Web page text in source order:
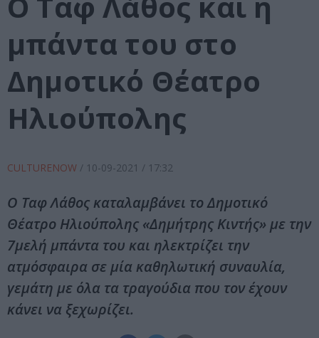
μπάντα του στο
Δημοτικό Θέατρο
Ηλιούπολης
CULTURENOW / 10-09-2021 / 17:32
Ο Ταφ Λάθος καταλαμβάνει το Δημοτικό
Θέατρο Ηλιούπολης «Δημήτρης Κιντής» με την
7μελή μπάντα του και ηλεκτρίζει την
ατμόσφαιρα σε μία καθηλωτική συναυλία,
γεμάτη με όλα τα τραγούδια που τον έχουν
κάνει να ξεχωρίζει.